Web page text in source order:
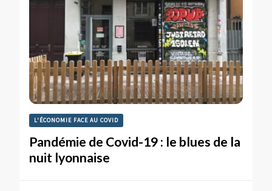
L'ÉCONOMIE FACE AU COVID
Pandémie de Covid-19 : le blues de la
nuit lyonnaise